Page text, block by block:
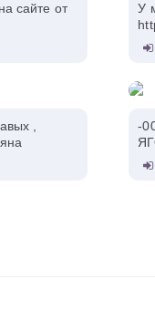
сайте от
,
У
-